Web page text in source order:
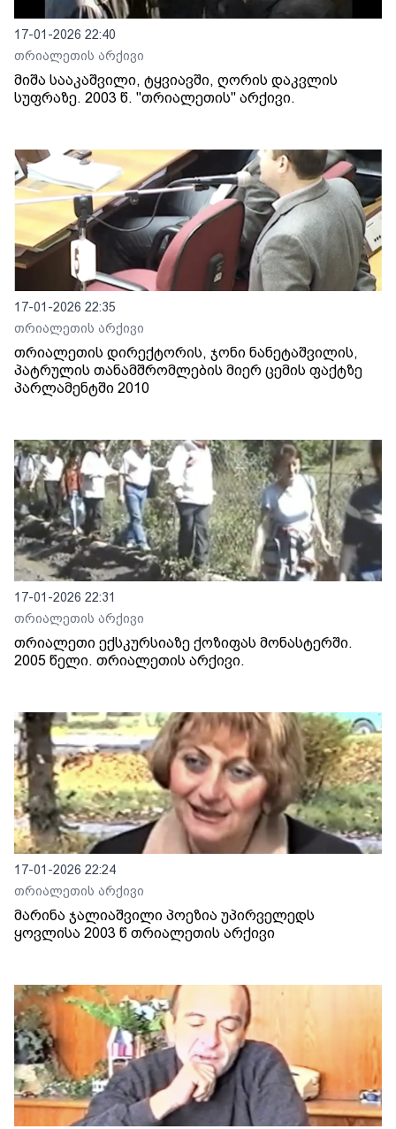
17-01-2026 22:40
თრიალეთის არქივი
მიშა სააკაშვილი, ტყვიავში, ღორის დაკვლის
სუფრაზე. 2003 წ. "თრიალეთის" არქივი.
17-01-2026 22:35
თრიალეთის არქივი
თრიალეთის დირექტორის, ჯონი ნანეტაშვილის,
პატრულის თანამშრომლების მიერ ცემის ფაქტზე
პარლამენტში 2010
17-01-2026 22:31
თრიალეთის არქივი
თრიალეთი ექსკურსიაზე ქოზიფას მონასტერში.
2005 წელი. თრიალეთის არქივი.
17-01-2026 22:24
თრიალეთის არქივი
მარინა ჯალიაშვილი პოეზია უპირველედს
ყოვლისა 2003 წ თრიალეთის არქივი